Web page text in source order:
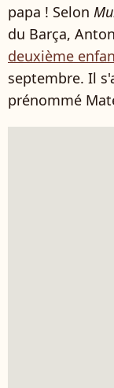
papa ! Selon
du Barça,
deuxième
septembre. Il
prénommé